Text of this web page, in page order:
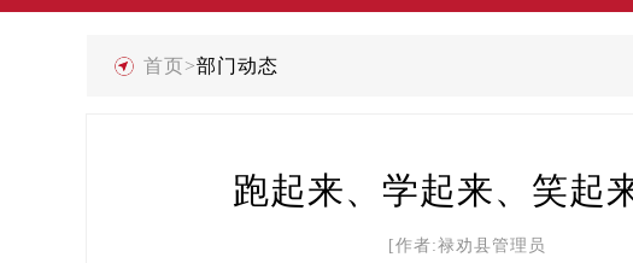
首页>部门动态
跑起来、学起来、笑起
[作者:禄劝县管理员 发